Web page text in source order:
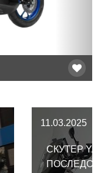
11.03.2025
СКУТЕР